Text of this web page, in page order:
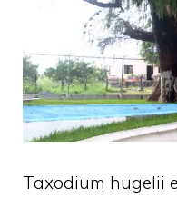
Taxodium hugelii